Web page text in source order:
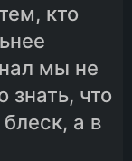
кто
мы не
знать, что
а в